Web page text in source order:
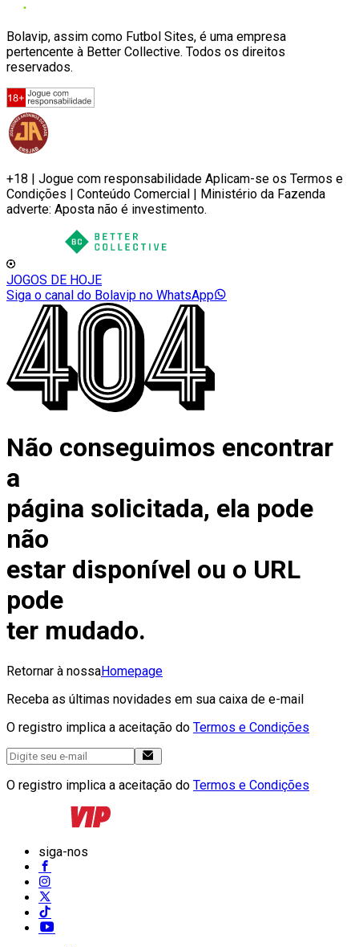
Bolavip, assim como Futbol Sites, é uma empresa
pertencente à Better Collective. Todos os direitos
reservados.
+18 | Jogue com responsabilidade Aplicam-se os Termos e
Condições | Conteúdo Comercial | Ministério da Fazenda
adverte: Aposta não é investimento.
JOGOS DE HOJE
Siga o canal do Bolavip no WhatsApp
Não conseguimos encontrar
a
página solicitada, ela pode
não
estar disponível ou o URL
pode
ter mudado.
Retornar à nossaHomepage
Receba as últimas novidades em sua caixa de e-mail
O registro implica a aceitação do Termos e Condições
O registro implica a aceitação do Termos e Condições
siga-nos